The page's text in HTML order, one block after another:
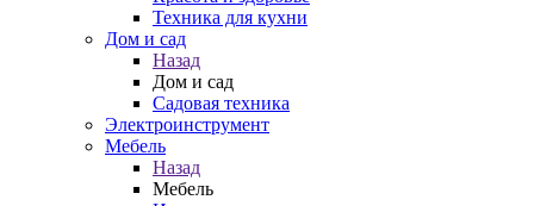
Техника для кухни
Дом и сад
Назад
Дом и сад
Садовая техника
Электроинструмент
Мебель
Назад
Мебель